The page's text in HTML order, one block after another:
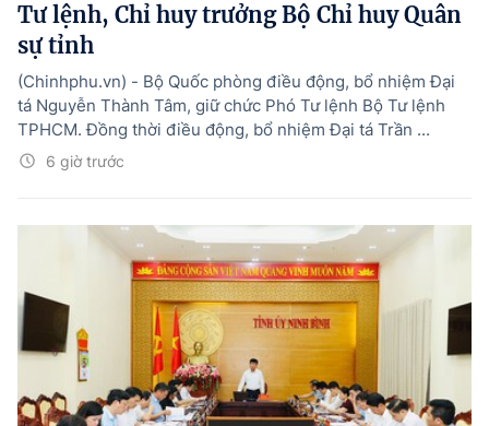
Tư lệnh, Chỉ huy trưởng Bộ Chỉ huy Quân
sự tỉnh
6 giờ trước
(Chinhphu.vn) - Bộ Quốc phòng điều động, bổ nhiệm Đại
tá Nguyễn Thành Tâm, giữ chức Phó Tư lệnh Bộ Tư lệnh
TPHCM. Đồng thời điều động, bổ nhiệm Đại tá Trần ...